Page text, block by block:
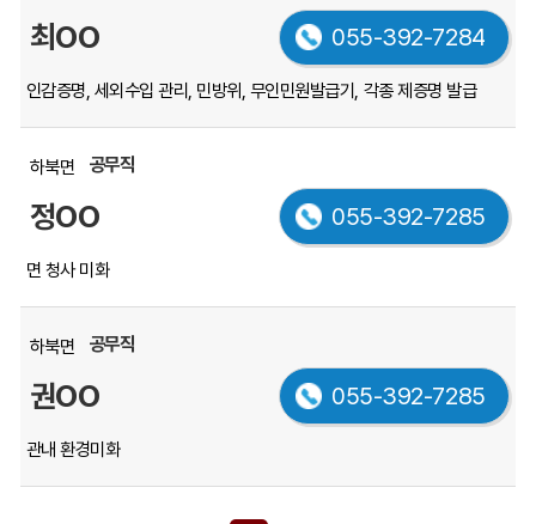
최OO 055-392-7284
인감증명, 세외수입 관리, 민방위, 무인민원발급기, 각종 제증명 발급
하북면 공무직
정OO 055-392-7285
면 청사 미화
하북면 공무직
권OO 055-392-7285
관내 환경미화